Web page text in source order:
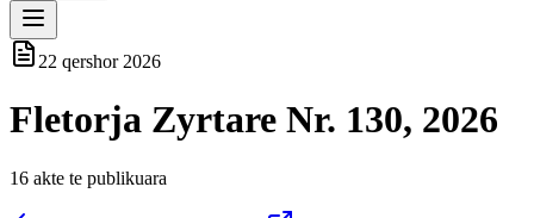
22 qershor 2026
Fletorja Zyrtare Nr. 130, 2026
16 akte te publikuara